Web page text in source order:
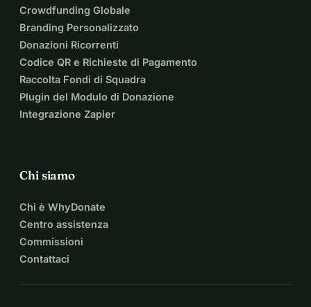
Crowdfunding Globale
Branding Personalizzato
Donazioni Ricorrenti
Codice QR e Richieste di Pagamento
Raccolta Fondi di Squadra
Plugin del Modulo di Donazione
Integrazione Zapier
Chi siamo
Chi è WhyDonate
Centro assistenza
Commissioni
Contattaci